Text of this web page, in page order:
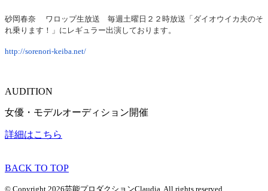
砂岡春奈
ワロップ生放送 毎週土曜日２２時放送「ダイオウイカ夫のそ
れ乗ります！」にレギュラー出演しております。
http://sorenori-keiba.net/
AUDITION
女優・モデルオーディション開催
詳細はこちら
BACK TO TOP
© Copyright 2026芸能プロダクションClaudia. All rights reserved.